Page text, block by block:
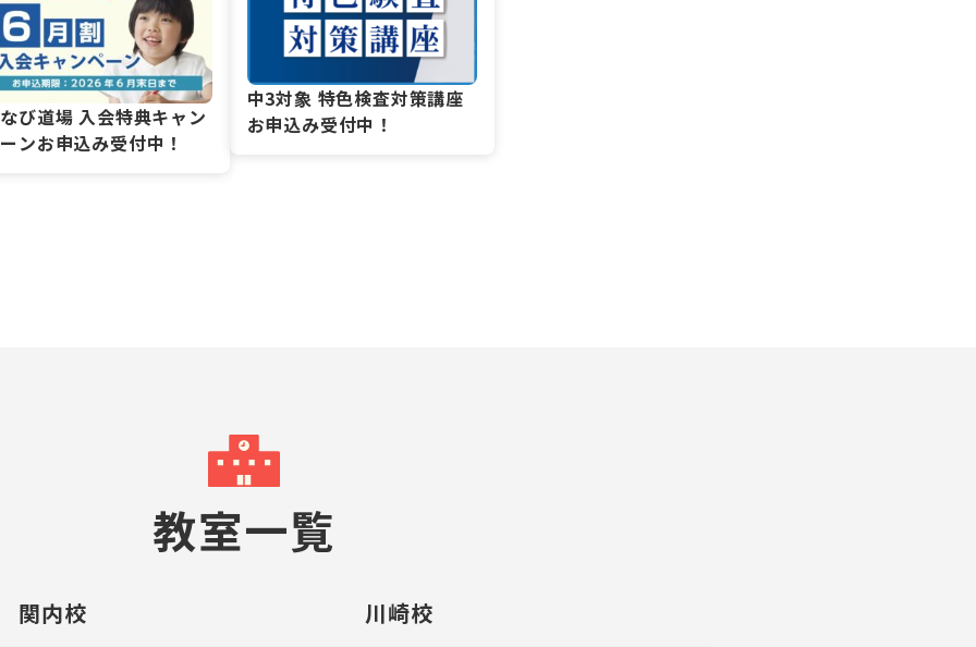
び道場 入会特典キャン
ンお申込み受付中！
中3対象 特色検査対策講座
お申込み受付中！
教室一覧
関内校 川崎校